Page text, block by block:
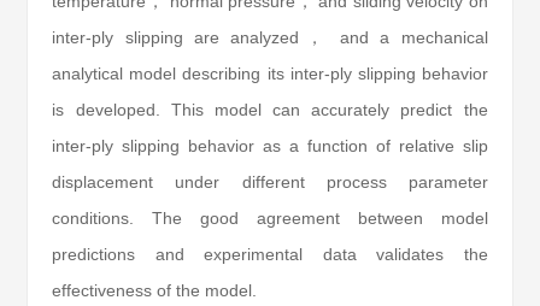
inter-ply slipping are analyzed， and a mechanical
analytical model describing its inter-ply slipping behavior
is developed. This model can accurately predict the
inter-ply slipping behavior as a function of relative slip
displacement under different process parameter
conditions. The good agreement between model
predictions and experimental data validates the
effectiveness of the model.